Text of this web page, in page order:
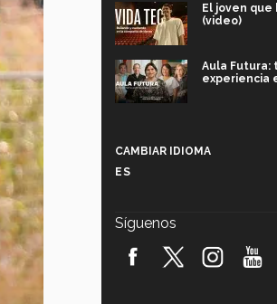
El joven que
(video)
Aula Futura:
experiencia
robótica
CAMBIAR IDIOMA
ES
Síguenos